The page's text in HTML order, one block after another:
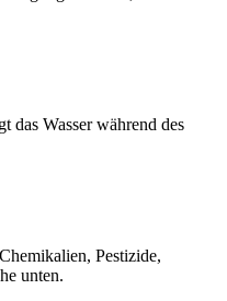
das Wasser während des
Pestizide,
unten.